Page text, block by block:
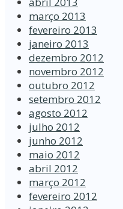
março 2013
fevereiro 2013
janeiro 2013
dezembro 2012
novembro 2012
outubro 2012
setembro 2012
agosto 2012
julho 2012
junho 2012
maio 2012
abril 2012
março 2012
fevereiro 2012